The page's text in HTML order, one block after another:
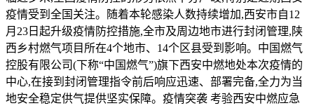
疫情受到全国关注。随着本轮感染人数持续增加,西安市自12
月23日起升级疫情防控措施,全市及周边地市进行封闭管理,陕
西乡村燃气项目所在4个地市、14个区县受到影响。中国燃气
控股有限公司(下称“中国燃气”)旗下西安中燃地处本次疫情的
中心,在接到封闭管理指令前后响应迅速、部署完备,全力为当
地安全稳定供气提供坚实保障。疫情突袭 考验西安中燃应急